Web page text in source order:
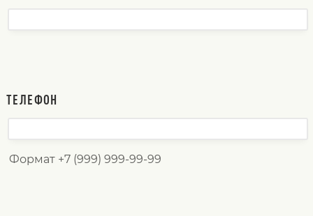
ТЕЛЕФОН
Формат +7 (999) 999-99-99